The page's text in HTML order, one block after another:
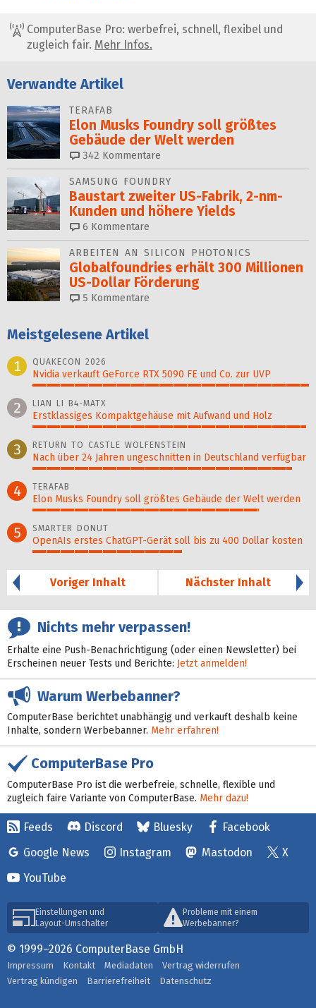
ComputerBase Pro: werbefrei, schnell, flexibel und
zugleich fair. Mehr Infos.
Verwandte Artikel
TERAFAB
Elon Musks Foundry soll größ­tes
Gebäude der Welt werden
342 Kommentare
SAMSUNG FOUNDRY
Baustart zweiter US-Fabrik, 2-nm-
Kunden und höhere Yields
6 Kommentare
ARBEITEN AN SILICON PHOTONICS
Globalfoundries erhält 300 Millionen
US-Dollar Förderung
5 Kommentare
Meistgelesene Artikel
1
QUAKECON 2026
Nvidia verkauft GeForce RTX 5090 FE und Co. zur UVP
100%
2 LIAN LI B4-MATX
Erstklassiges Kompaktgehäuse mit Aufwand und Holz
99%
3 RETURN TO CASTLE WOLFENSTEIN
Nach über 24 Jahren ungeschnitten in Deutschland verfügbar
94%
4 TERAFAB
Elon Musks Foundry soll größ­tes Gebäude der Welt werden
82%
5 SMARTER DONUT
OpenAIs erstes ChatGPT-Gerät soll bis zu 400 Dollar kosten
54%
Voriger Inhalt
Nächster Inhalt
Nichts mehr verpassen!
Erhalte eine Push-Benachrichtigung (oder einen Newsletter) bei
Erscheinen neuer Tests und Berichte: Jetzt anmelden!
Warum Werbebanner?
ComputerBase berichtet unabhängig und verkauft deshalb keine
Inhalte, sondern Werbebanner. Mehr erfahren!
ComputerBase Pro
ComputerBase Pro ist die werbefreie, schnelle, flexible und
zugleich faire Variante von ComputerBase. Mehr dazu!
Feeds Discord Bluesky
Facebook
Google News
Instagram Mastodon
X
YouTube
Einstellungen und
Layout-Umschalter
Probleme mit einem
Werbebanner?
© 1999–2026 ComputerBase GmbH
Impressum Kontakt Mediadaten
Vertrag widerrufen
Vertrag kündigen
Barrierefreiheit Datenschutz